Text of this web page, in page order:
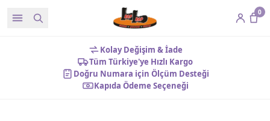
0
Kolay Değişim & İade
Tüm Türkiye'ye Hızlı Kargo
Doğru Numara için Ölçüm Desteği
Kapıda Ödeme Seçeneği